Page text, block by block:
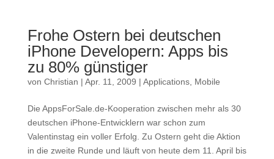
Frohe Ostern bei deutschen
iPhone Developern: Apps bis
zu 80% günstiger
von Christian | Apr. 11, 2009 | Applications, Mobile
Die AppsForSale.de-Kooperation zwischen mehr als 30
deutschen iPhone-Entwicklern war schon zum
Valentinstag ein voller Erfolg. Zu Ostern geht die Aktion
in die zweite Runde und läuft von heute dem 11. April bis